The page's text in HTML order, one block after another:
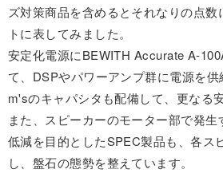
ズ対策商品を含めるとそれなりの点
トに表してみました。
安定化電源にBEWITH Accurate A-
て、DSPやパワーアンプ群に電源を
m'sのキャパシタも配備して、更なる
また、スピーカーのモーター部で発
低減を目的としたSPEC製品も、各ス
し、盤石の態勢を整えています。